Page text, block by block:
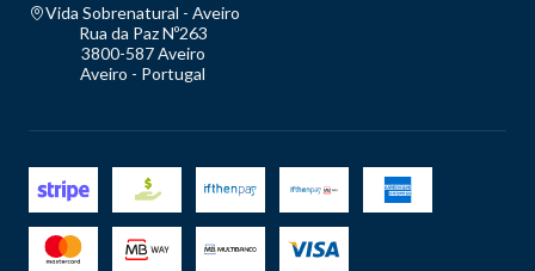
Vida Sobrenatural - Aveiro
Rua da Paz Nº263
3800-587 Aveiro
Aveiro - Portugal